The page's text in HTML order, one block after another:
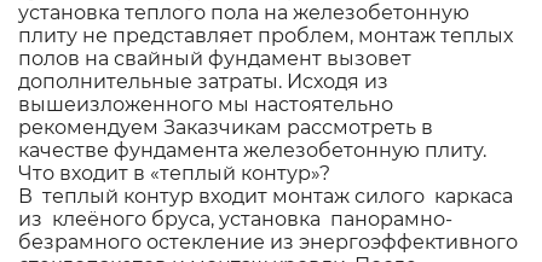
установка теплого пола на железобетонную
плиту не представляет проблем, монтаж теплых
полов на свайный фундамент вызовет
дополнительные затраты. Исходя из
вышеизложенного мы настоятельно
рекомендуем Заказчикам рассмотреть в
качестве фундамента железобетонную плиту.
Что входит в «теплый контур»?
В теплый контур входит монтаж силого каркаса
из клеёного бруса, установка панорамно-
безрамного остекление из энергоэффективного